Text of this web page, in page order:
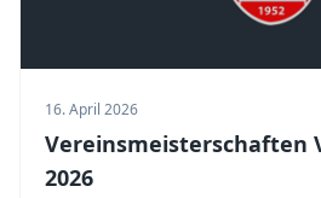
16. April 2026
Vereinsmeisterschaften
2026